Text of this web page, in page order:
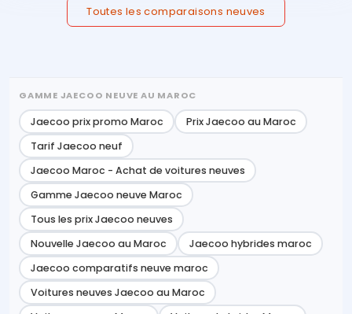
Toutes les comparaisons neuves
GAMME JAECOO NEUVE AU MAROC
Jaecoo prix promo Maroc
Prix Jaecoo au Maroc
Tarif Jaecoo neuf
Jaecoo Maroc - Achat de voitures neuves
Gamme Jaecoo neuve Maroc
Tous les prix Jaecoo neuves
Nouvelle Jaecoo au Maroc
Jaecoo hybrides maroc
Jaecoo comparatifs neuve maroc
Voitures neuves Jaecoo au Maroc